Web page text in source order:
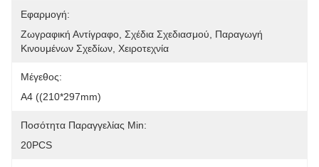
Εφαρμογή:
Ζωγραφική Αντίγραφο, Σχέδια Σχεδιασμού, Παραγωγή
Κινουμένων Σχεδίων, Χειροτεχνία
Μέγεθος:
Α4 ((210*297mm)
Ποσότητα Παραγγελίας Min:
20PCS